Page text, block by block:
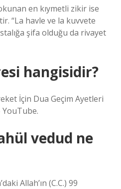
en kıymetli zikir ise
“La havle ve la kuvvete
şifa olduğu da rivayet
hangisidir?
İçin Dua Geçim Ayetleri
YouTube.
vedud ne
Allah’ın (C.C.) 99